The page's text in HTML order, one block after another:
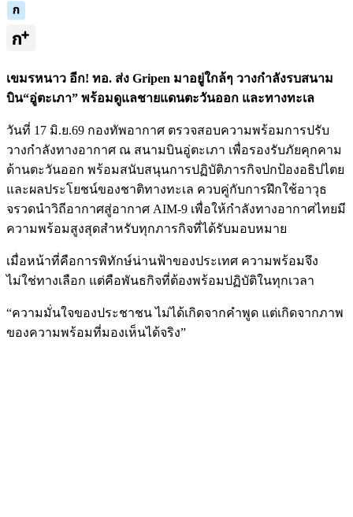
เขมรหนาว อีก! ทอ. ส่ง Gripen มาอยู่ใกล้ๆ วางกำลังรบสนาม
บิน“อู่ตะเภา” พร้อมดูแลชายแดนตะวันออก และทางทะเล
วันที่ 17 มิ.ย.69 กองทัพอากาศ ตรวจสอบความพร้อมการปรับ
วางกำลังทางอากาศ ณ สนามบินอู่ตะเภา เพื่อรองรับภัยคุกคาม
ด้านตะวันออก พร้อมสนับสนุนการปฏิบัติภารกิจปกป้องอธิปไตย
และผลประโยชน์ของชาติทางทะเล ควบคู่กับการฝึกใช้อาวุธ
จรวดนำวิถีอากาศสู่อากาศ AIM-9 เพื่อให้กำลังทางอากาศไทยมี
ความพร้อมสูงสุดสำหรับทุกภารกิจที่ได้รับมอบหมาย
เมื่อหน้าที่คือการพิทักษ์น่านฟ้าของประเทศ ความพร้อมจึง
ไม่ใช่ทางเลือก แต่คือพันธกิจที่ต้องพร้อมปฏิบัติในทุกเวลา
“ความมั่นใจของประชาชน ไม่ได้เกิดจากคำพูด แต่เกิดจากภาพ
ของความพร้อมที่มองเห็นได้จริง”